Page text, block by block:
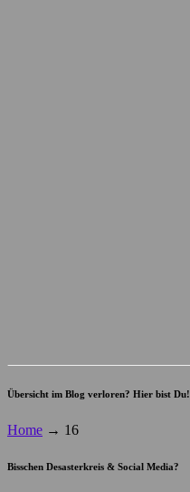
Übersicht im Blog verloren? Hier bist Du!
Home → 16
Bisschen Desasterkreis & Social Media?